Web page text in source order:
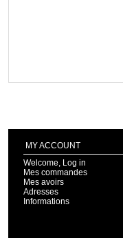
MY ACCOUNT
Welcome, Log in
Mes commandes
Mes avoirs
Adresses
Informations